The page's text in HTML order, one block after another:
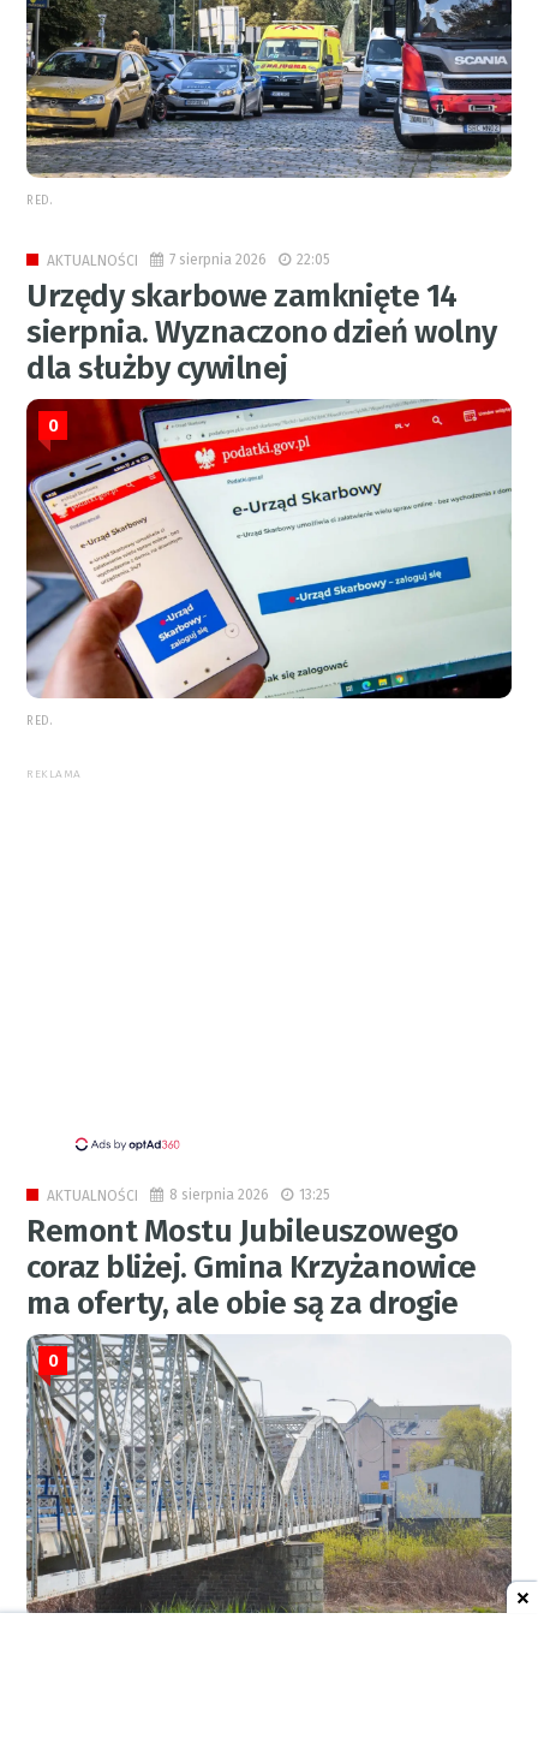
RED.
AKTUALNOŚCI 7 sierpnia 2026 22:05
Urzędy skarbowe zamknięte 14
sierpnia. Wyznaczono dzień wolny
dla służby cywilnej
0
RED.
REKLAMA
AKTUALNOŚCI 8 sierpnia 2026 13:25
Remont Mostu Jubileuszowego
coraz bliżej. Gmina Krzyżanowice
ma oferty, ale obie są za drogie
0